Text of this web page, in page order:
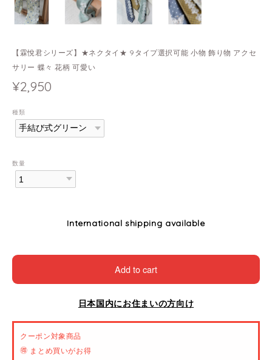
【霖悅君シリーズ】★ネクタイ★ 9タイプ選択可能 小物 飾り物 アクセ
サリー 蝶々 花柄 可愛い
¥2,950
種類
数量
International shipping available
Add to cart
日本国内にお住まいの方向け
クーポン対象商品
🉐 まとめ買いがお得